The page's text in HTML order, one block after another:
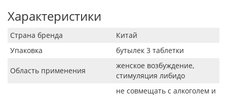
Характеристики
Страна бренда
Китай
Упаковка
бутылек 3 таблетки
Область применения
женское возбуждение,
стимуляция либидо
не совмещать с алкоголем и